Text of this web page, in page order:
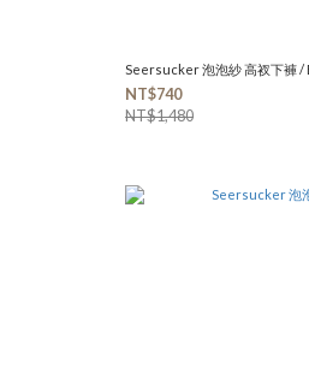
Seersucker 泡泡紗 高衩下褲 /
NT$740
NT$1,480